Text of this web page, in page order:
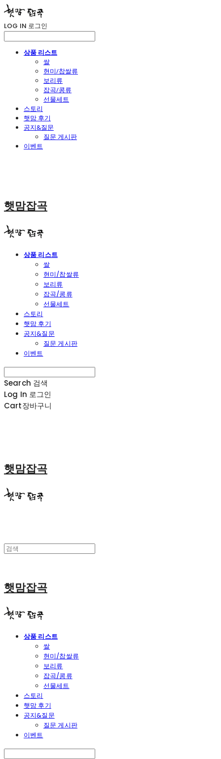
LOG IN 로그인
상품 리스트
쌀
현미/찹쌀류
보리류
잡곡/콩류
선물세트
스토리
햇맘 후기
공지&질문
질문 게시판
이벤트
햇맘잡곡
상품 리스트
쌀
현미/찹쌀류
보리류
잡곡/콩류
선물세트
스토리
햇맘 후기
공지&질문
질문 게시판
이벤트
Search 검색
Log In 로그인
Cart장바구니
햇맘잡곡
햇맘잡곡
상품 리스트
쌀
현미/찹쌀류
보리류
잡곡/콩류
선물세트
스토리
햇맘 후기
공지&질문
질문 게시판
이벤트